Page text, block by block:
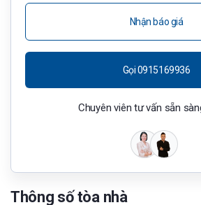
Thông số tòa nhà
Nhận báo giá
Gọi 0915169936
Chuyên viên tư vấn sẵn